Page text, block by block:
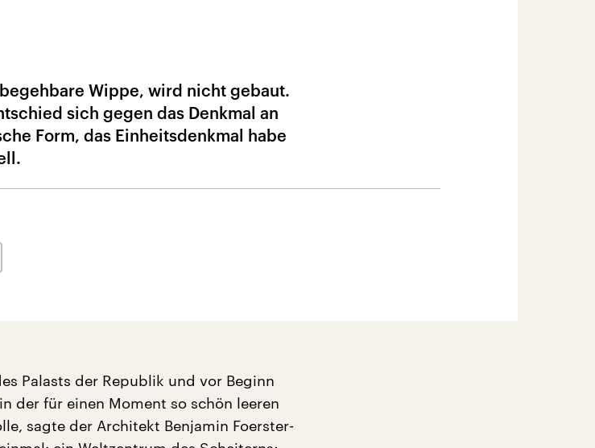
Wippe, wird nicht gebaut.
sich gegen das Denkmal an
Form, das Einheitsdenkmal habe
Palasts der Republik und vor Beginn
der für einen Moment so schön leeren
sagte der Architekt Benjamin Foerster-